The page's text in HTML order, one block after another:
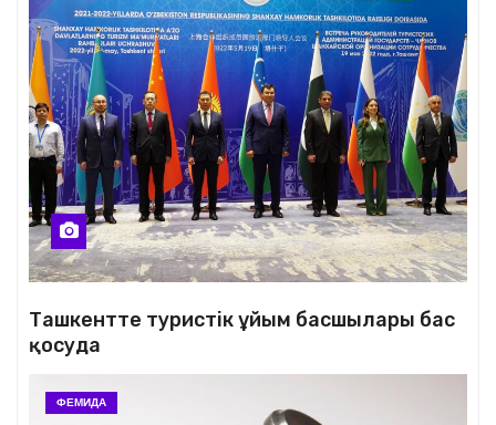
Ташкентте туристік ұйым басшылары бас
қосуда
ФЕМИДА